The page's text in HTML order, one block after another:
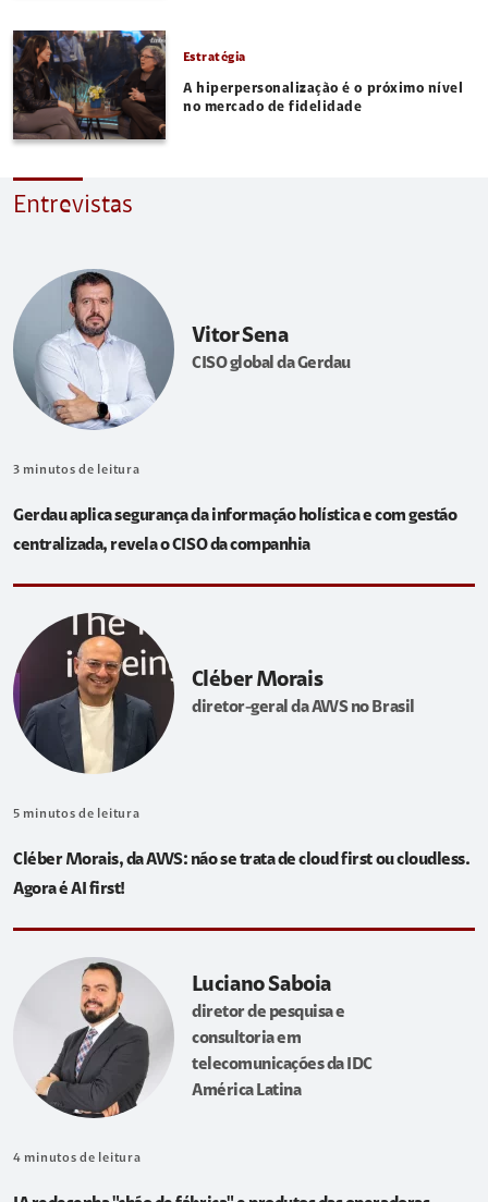
Estratégia
A hiperpersonalização é o próximo nível
no mercado de fidelidade
Entrevistas
Vitor Sena
CISO global da Gerdau
3 minutos de leitura
Gerdau aplica segurança da informação holística e com gestão
centralizada, revela o CISO da companhia
Cléber Morais
diretor-geral da AWS no Brasil
5 minutos de leitura
Cléber Morais, da AWS: não se trata de cloud first ou cloudless.
Agora é AI first!
Luciano Saboia
diretor de pesquisa e
consultoria em
telecomunicações da IDC
América Latina
4 minutos de leitura